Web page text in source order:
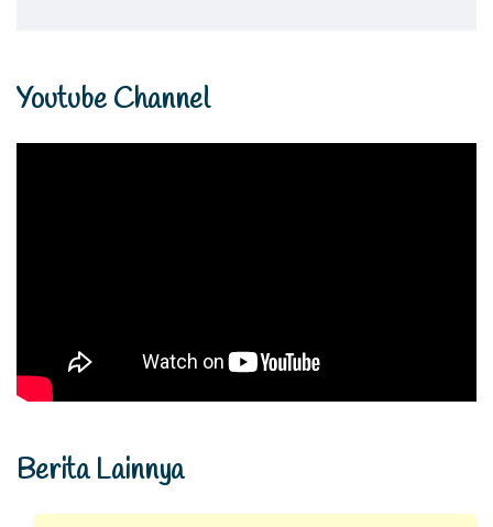
Youtube Channel
Berita Lainnya